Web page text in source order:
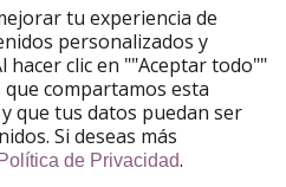
HolidayPirates
WakacyjniPiraci
Ferienpiraten
Urlaubspiraten
tu experiencia de
personalizados y
clic en ""Aceptar todo""
compartamos esta
que tus datos puedan ser
Si deseas más
Política de Privacidad.